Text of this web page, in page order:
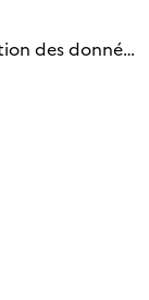
Outil de visualisation des données nationales de surveillance des substances PFAS (mise à jour le 1er jour de chaque mois)